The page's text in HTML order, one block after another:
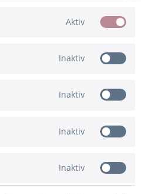
= 400, noch verfügbar = 400
ist unvollständig - bitte prüfen!
Aktiv
Inaktiv
Inaktiv
Inaktiv
Inaktiv